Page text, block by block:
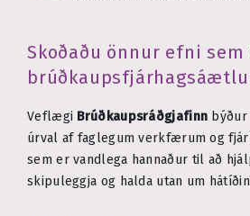
Skoðaðu önnur efni
Veflægi Brúðkaupsráðgjafinn
úrval af faglegum verkfærum og
sem er vandlega hannaður til að
skipuleggja og halda utan um